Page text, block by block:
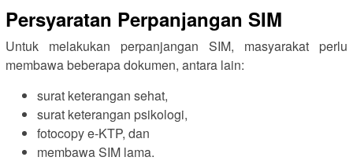
Persyaratan Perpanjangan SIM
Untuk melakukan perpanjangan SIM, masyarakat perlu
membawa beberapa dokumen, antara lain:
surat keterangan sehat,
surat keterangan psikologi,
fotocopy e-KTP, dan
membawa SIM lama.